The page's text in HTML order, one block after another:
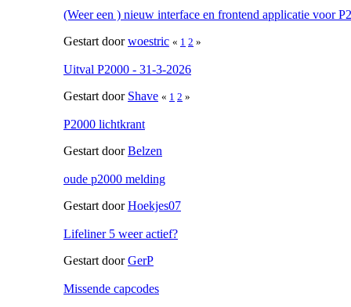
(Weer een ) nieuw interface en frontend applicatie voor
Gestart doorwoestric « 1 2 »
Uitval P2000 - 31-3-2026
Gestart door Shave « 1 2 »
P2000 lichtkrant
Gestart doorBelzen
oude p2000 melding
Gestart doorHoekjes07
Lifeliner 5 weer actief?
Gestart doorGerP
Missende capcodes